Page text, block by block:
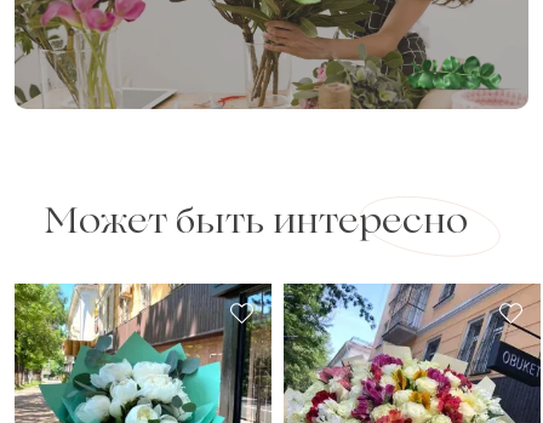
Может быть интересно